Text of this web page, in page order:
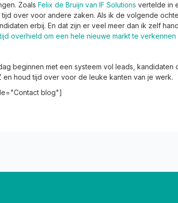
Zoals Felix de Bruijn van IF Solutions vertelde in
over voor andere zaken. Als ik de volgende
erbij. En dat zijn er veel meer dan ik zelf
tijd overhield om een hele nieuwe markt te verkennen
beginnen met een systeem vol leads, kandidaten
en houd tijd over voor de leuke kanten van je werk.
blog"]